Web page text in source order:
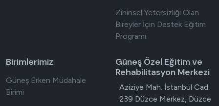
Zihinsel Yetersizliği Olan
Bireyler İçin Destek Eğitim
Programı
Birimlerimiz
Güneş Erken Müdahale
Birimi
Güneş Özel Eğitim ve
Rehabilitasyon Merkezi
Adres
Aziziye Mah. İstanbul Cad.
239 Düzce Merkez, Düzce